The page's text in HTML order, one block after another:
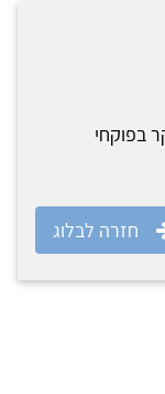
בפוקחי
חזרה לבלוג